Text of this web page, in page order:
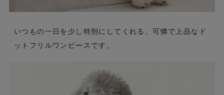
いつもの一日を少し特別にしてくれる、可憐で上品なド
ットフリルワンピースです。